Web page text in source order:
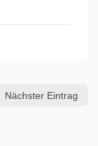
Nächster Eintrag